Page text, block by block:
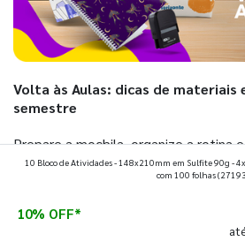
Volta às Aulas: dicas de materiais
semestre
Prepare a mochila, organize a rotina
que fazem toda diferença para
10 Bloco de Atividades - 148x210mm em Sulfite 90g -
com 100 folhas
10% OFF*